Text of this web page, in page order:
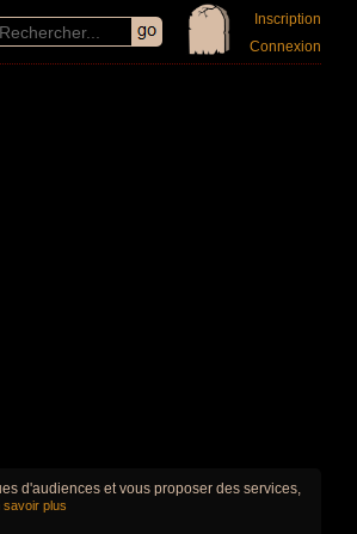
Inscription
Connexion
d'audiences et vous proposer des services,
savoir plus